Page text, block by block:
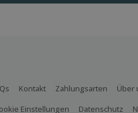
Kontakt Zahlungsarten Über
Einstellungen Datenschutz